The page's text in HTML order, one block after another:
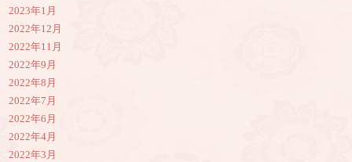
2023年1月
2022年12月
2022年11月
2022年9月
2022年8月
2022年7月
2022年6月
2022年4月
2022年3月